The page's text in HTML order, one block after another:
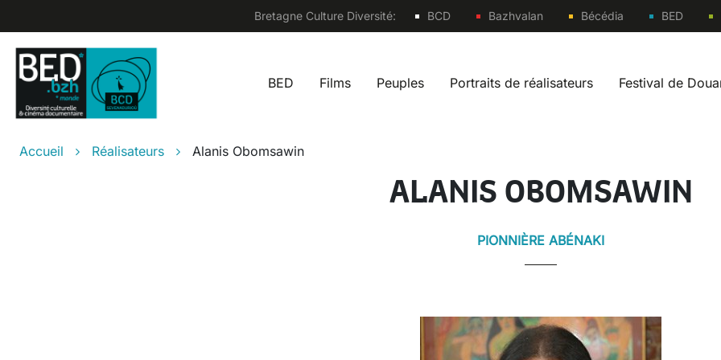
Bretagne Culture Diversité: Sites
BCD Bazhvalan Bécédia BED
Main navigation fr
BED Films Peuples Portraits de réalisateurs Festival de
Fil d'Ariane
Accueil Réalisateurs Alanis Obomsawin
ALANIS OBOMSAWIN
PIONNIÈRE ABÉNAKI